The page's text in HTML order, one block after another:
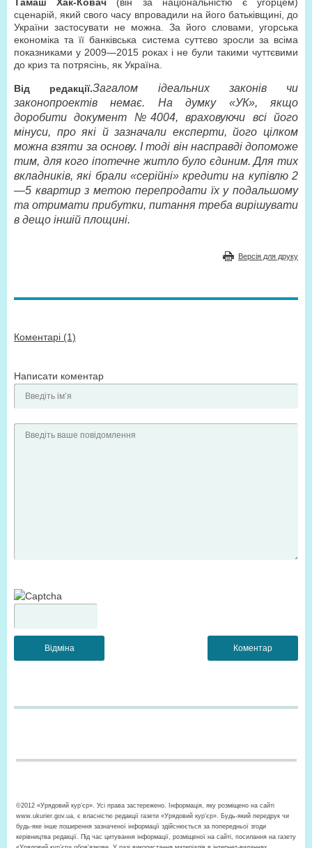
сценарій, який свого часу впровадили на його батьківщині, до
України застосувати не можна. За його словами, угорська
економіка та її банківська система суттєво зросли за всіма
показниками у 2009—2015 роках і не були такими чуттєвими
до криз та потрясінь, як Україна.
Від редакції.Загалом ідеальних законів чи
законопроектів немає. На думку «УК», якщо
доробити документ №4004, враховуючи всі його
мінуси, про які й зазначали експерти, його цілком
можна взяти за основу. І тоді він насправді допоможе
тим, для кого іпотечне житло було єдиним. Для тих
вкладників, які брали «серійні» кредити на купівлю 2
—5 квартир з метою перепродати їх у подальшому
та отримати прибутки, питання треба вирішувати
в дещо іншій площині.
Версія для друку
Коментарі (1)
Написати коментар
©2012 «Урядовий кур’єр». Усі права застережено. Інформація, яку розміщено на сайті
www.ukurier.gov.ua, є власністю редакції газети «Урядовий кур'єр». Будь-який передрук чи
будь-яке інше поширення зазначеної інформації здійснюється за попередньої згоди
керівництва редакції. Під час цитування інформації, розміщеної на сайті, посилання на газету